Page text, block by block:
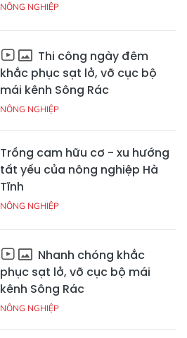
NÔNG NGHIỆP
Thi công ngày đêm
khắc phục sạt lở, vỡ cục bộ
mái kênh Sông Rác
NÔNG NGHIỆP
Trồng cam hữu cơ - xu hướng
tất yếu của nông nghiệp Hà
Tĩnh
NÔNG NGHIỆP
Nhanh chóng khắc
phục sạt lở, vỡ cục bộ mái
kênh Sông Rác
NÔNG NGHIỆP